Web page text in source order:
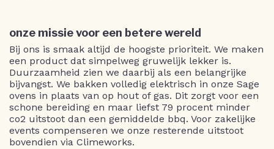
onze missie voor een betere wereld
Bij ons is smaak altijd de hoogste prioriteit. We maken
een product dat simpelweg gruwelijk lekker is.
Duurzaamheid zien we daarbij als een belangrijke
bijvangst. We bakken volledig elektrisch in onze Sage
ovens in plaats van op hout of gas. Dit zorgt voor een
schone bereiding en maar liefst 79 procent minder
co2 uitstoot dan een gemiddelde bbq. Voor zakelijke
events compenseren we onze resterende uitstoot
bovendien via Climeworks.